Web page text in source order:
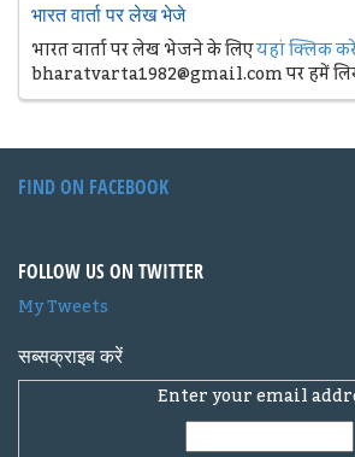
भारत वार्ता पर लेख भेजे
भारत वार्ता पर लेख भेजने के लिएयहां क्लिक
bharatvarta1982@gmail.com पर हमें
FIND ON FACEBOOK
FOLLOW US ON TWITTER
My Tweets
सब्सक्राइब करें
Enter your email